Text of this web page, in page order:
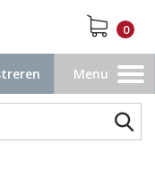
0
Toggle
navigation
Menu